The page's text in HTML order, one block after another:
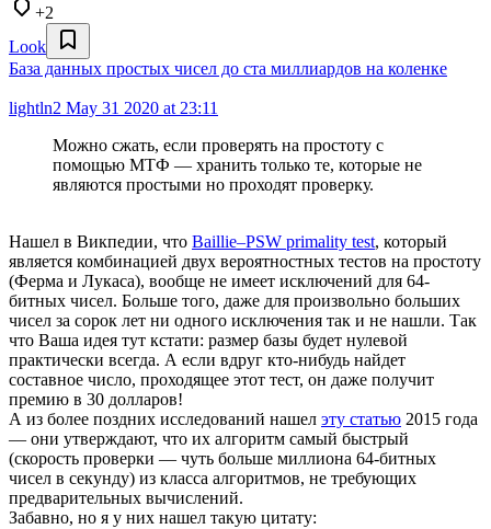
+2
Look
База данных простых чисел до ста миллиардов на коленке
lightln2 May 31 2020 at 23:11
Можно сжать, если проверять на простоту с
помощью МТФ — хранить только те, которые не
являются простыми но проходят проверку.
Нашел в Викпедии, что Baillie–PSW primality test, который
является комбинацией двух вероятностных тестов на простоту
(Ферма и Лукаса), вообще не имеет исключений для 64-
битных чисел. Больше того, даже для произвольно больших
чисел за сорок лет ни одного исключения так и не нашли. Так
что Ваша идея тут кстати: размер базы будет нулевой
практически всегда. А если вдруг кто-нибудь найдет
составное число, проходящее этот тест, он даже получит
премию в 30 долларов!
А из более поздних исследований нашел эту статью 2015 года
— они утверждают, что их алгоритм самый быстрый
(скорость проверки — чуть больше миллиона 64-битных
чисел в секунду) из класса алгоритмов, не требующих
предварительных вычислений.
Забавно, но я у них нашел такую цитату: